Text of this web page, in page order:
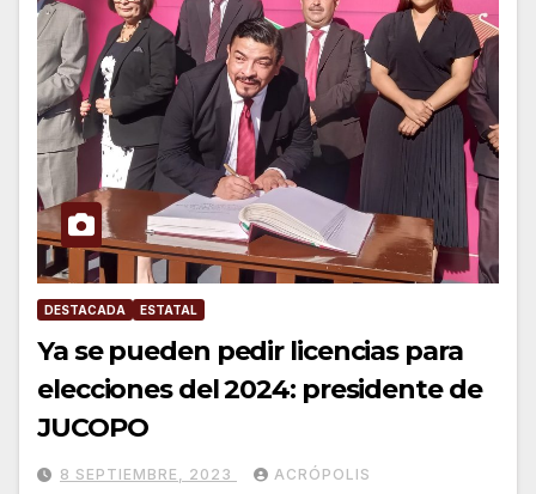
DESTACADA ESTATAL
Ya se pueden pedir licencias para
elecciones del 2024: presidente de
JUCOPO
8 SEPTIEMBRE, 2023 ACRÓPOLIS